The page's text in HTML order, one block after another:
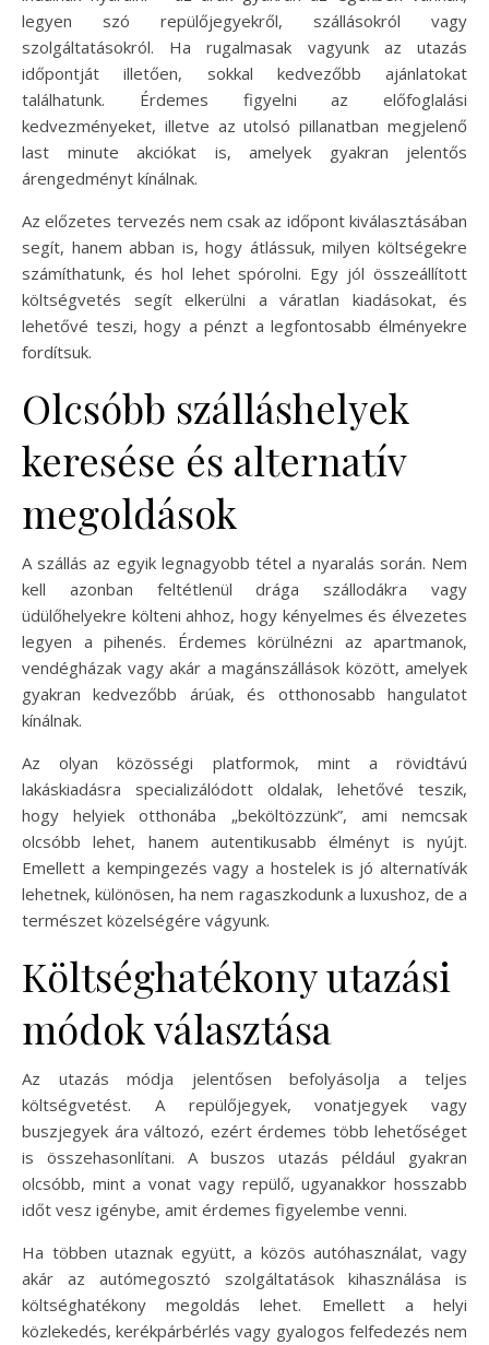
legyen szó repülőjegyekről, szállásokról vagy
szolgáltatásokról. Ha rugalmasak vagyunk az utazás
időpontját illetően, sokkal kedvezőbb ajánlatokat
találhatunk. Érdemes figyelni az előfoglalási
kedvezményeket, illetve az utolsó pillanatban megjelenő
last minute akciókat is, amelyek gyakran jelentős
árengedményt kínálnak.
Az előzetes tervezés nem csak az időpont kiválasztásában
segít, hanem abban is, hogy átlássuk, milyen költségekre
számíthatunk, és hol lehet spórolni. Egy jól összeállított
költségvetés segít elkerülni a váratlan kiadásokat, és
lehetővé teszi, hogy a pénzt a legfontosabb élményekre
fordítsuk.
Olcsóbb szálláshelyek
keresése és alternatív
megoldások
A szállás az egyik legnagyobb tétel a nyaralás során. Nem
kell azonban feltétlenül drága szállodákra vagy
üdülőhelyekre költeni ahhoz, hogy kényelmes és élvezetes
legyen a pihenés. Érdemes körülnézni az apartmanok,
vendégházak vagy akár a magánszállások között, amelyek
gyakran kedvezőbb árúak, és otthonosabb hangulatot
kínálnak.
Az olyan közösségi platformok, mint a rövidtávú
lakáskiadásra specializálódott oldalak, lehetővé teszik,
hogy helyiek otthonába „beköltözzünk”, ami nemcsak
olcsóbb lehet, hanem autentikusabb élményt is nyújt.
Emellett a kempingezés vagy a hostelek is jó alternatívák
lehetnek, különösen, ha nem ragaszkodunk a luxushoz, de a
természet közelségére vágyunk.
Költséghatékony utazási
módok választása
Az utazás módja jelentősen befolyásolja a teljes
költségvetést. A repülőjegyek, vonatjegyek vagy
buszjegyek ára változó, ezért érdemes több lehetőséget
is összehasonlítani. A buszos utazás például gyakran
olcsóbb, mint a vonat vagy repülő, ugyanakkor hosszabb
időt vesz igénybe, amit érdemes figyelembe venni.
Ha többen utaznak együtt, a közös autóhasználat, vagy
akár az autómegosztó szolgáltatások kihasználása is
költséghatékony megoldás lehet. Emellett a helyi
közlekedés, kerékpárbérlés vagy gyalogos felfedezés nem